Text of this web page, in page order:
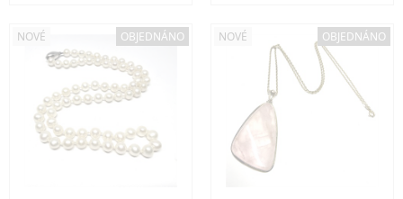
NOVÉ OBJEDNÁNO NOVÉ OBJEDNÁNO